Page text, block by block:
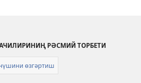
РӘСМИЙ ТОРБЕТИ
өзгәртиш